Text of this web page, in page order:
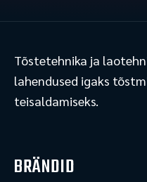
Tõstetehnika ja
lahendused igaks
teisaldamiseks.
BRÄNDID